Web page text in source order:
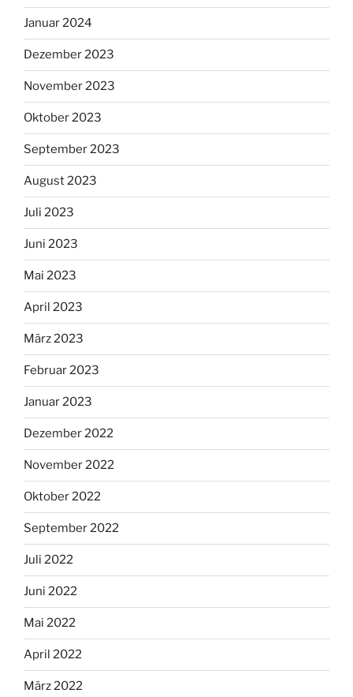
Januar 2024
Dezember 2023
November 2023
Oktober 2023
September 2023
August 2023
Juli 2023
Juni 2023
Mai 2023
April 2023
März 2023
Februar 2023
Januar 2023
Dezember 2022
November 2022
Oktober 2022
September 2022
Juli 2022
Juni 2022
Mai 2022
April 2022
März 2022